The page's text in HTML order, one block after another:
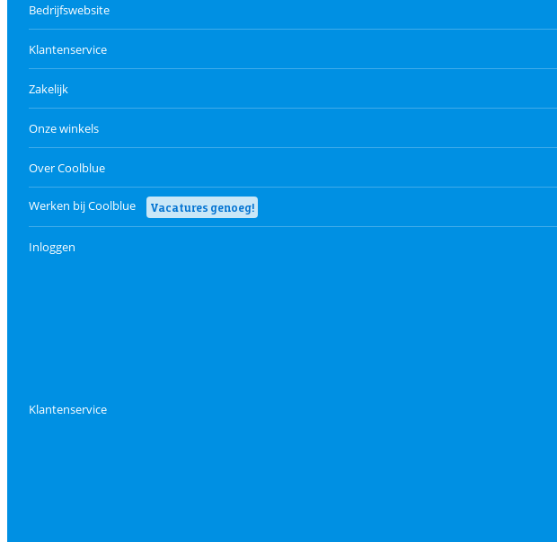
Bedrijfswebsite
Klantenservice
Zakelijk
Onze winkels
Over Coolblue
Werken bij Coolblue Vacatures genoeg!
Inloggen
Klantenservice